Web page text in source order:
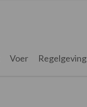
Voer Regelgeving